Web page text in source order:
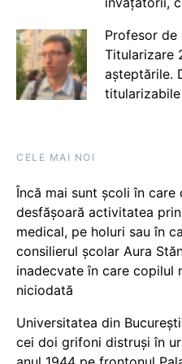
Profesor de
Titularizare
așteptările.
titularizabile
CELE MAI NOI
Încă mai sunt școli în care
desfășoară activitatea
medical, pe holuri sau în
consilierul școlar Aura
inadecvate în care copilul
niciodată
Universitatea din
cei doi grifoni distruși în